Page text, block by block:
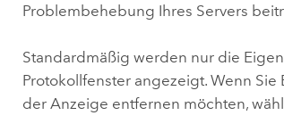
Problembehebung Ihres Servers
Standardmäßig werden nur die
Protokollfenster angezeigt. Wenn
der Anzeige entfernen möchten,